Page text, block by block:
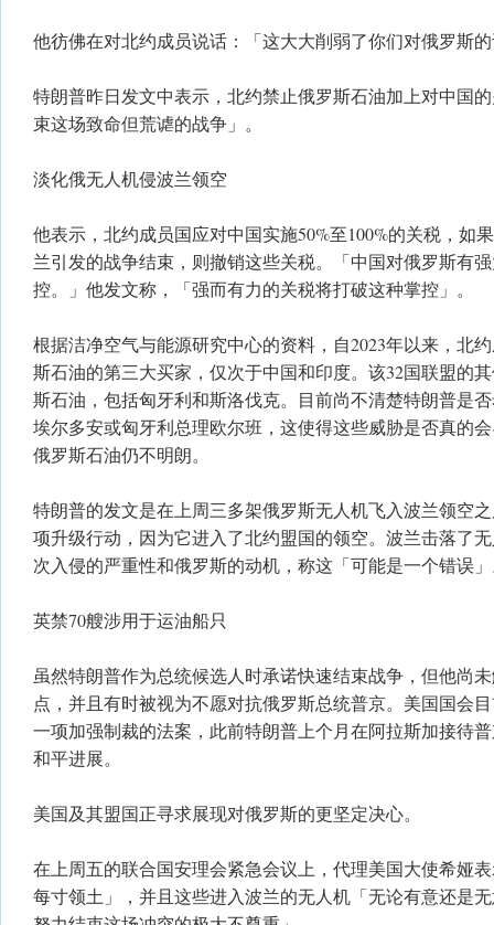
他彷佛在对北约成员说话：「这大大削弱了你们对俄罗斯
特朗普昨日发文中表示，北约禁止俄罗斯石油加上对中国
束这场致命但荒谑的战争」。
淡化俄无人机侵波兰领空
他表示，北约成员国应对中国实施50%至100%的关税，如
兰引发的战争结束，则撤销这些关税。「中国对俄罗斯有
控。」他发文称，「强而有力的关税将打破这种掌控」。
根据洁净空气与能源研究中心的资料，自2023年以来，北
斯石油的第三大买家，仅次于中国和印度。该32国联盟的
斯石油，包括匈牙利和斯洛伐克。目前尚不清楚特朗普是
埃尔多安或匈牙利总理欧尔班，这使得这些威胁是否真的
俄罗斯石油仍不明朗。
特朗普的发文是在上周三多架俄罗斯无人机飞入波兰领空
项升级行动，因为它进入了北约盟国的领空。波兰击落了
次入侵的严重性和俄罗斯的动机，称这「可能是一个错误
英禁70艘涉用于运油船只
虽然特朗普作为总统候选人时承诺快速结束战争，但他尚
点，并且有时被视为不愿对抗俄罗斯总统普京。美国国会
一项加强制裁的法案，此前特朗普上个月在阿拉斯加接待
和平进展。
美国及其盟国正寻求展现对俄罗斯的更坚定决心。
在上周五的联合国安理会紧急会议上，代理美国大使希娅
每寸领土」，并且这些进入波兰的无人机「无论有意还是